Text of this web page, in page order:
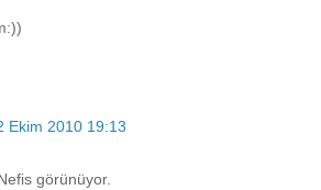
Ekim 2010 19:13
görünüyor.